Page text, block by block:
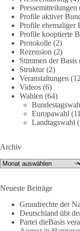
nte-strategische-
#dieBasis #Umfrage
659 669 26
DieBasis
24 Stunden zuvor
💧 Wasser ist kein
Mariana Mazzucato ist
Economic Forum
Herausforderungen
Covid-19-„Impfungen“
betrachtet Wasser nun
Pressemitteilungen
Profile aktiver
Profile ehemaliger
Profile kooptierte
Protokolle (2)
Rezension (2)
Stimmen der Basis
Struktur(2)
Veranstaltungen
Videos (6)
Wahlen (64)
Europawahl
Landtagswahl
Archiv
Archiv
Neueste Beiträge
Grundrechte der
Deutschland übt
Partei dieBasis